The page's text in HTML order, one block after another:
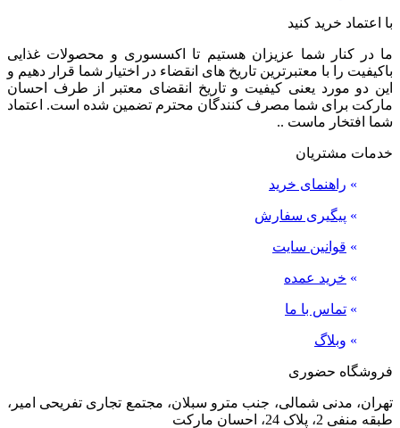
با اعتماد خرید کنید
ما در کنار شما عزیزان هستیم تا اکسسوری و محصولات غذایی
باکیفیت را با معتبرترین تاریخ های انقضاء در اختیار شما قرار دهیم و
این دو مورد یعنی کیفیت و تاریخ انقضای معتبر از طرف احسان
مارکت برای شما مصرف کنندگان محترم تضمین شده است. اعتماد
شما افتخار ماست ..
خدمات مشتریان
» راهنمای خرید
» پیگیری سفارش
» قوانین سایت
» خرید عمده
» تماس با ما
» وبلاگ
فروشگاه حضوری
تهران، مدنی شمالی، جنب مترو سبلان، مجتمع تجاری تفریحی امیر،
طبقه منفی 2، پلاک 24، احسان مارکت